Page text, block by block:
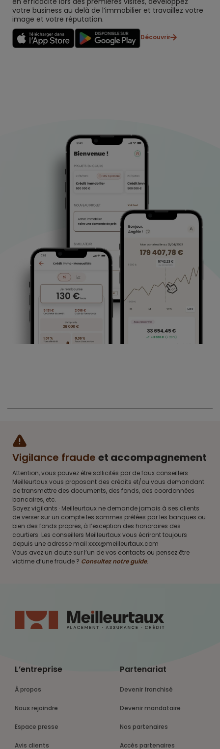
votre business au delà de l’immobilier et travaillez votre
image et votre réputation.
Découvrir
Vigilance fraude et accompagnement
Attention, vous pouvez être sollicités par de faux conseillers
Meilleurtaux vous proposant des crédits et/ou vous demandant
de transmettre des documents, des fonds, des coordonnées
bancaires, etc.
Soyez vigilants · Meilleurtaux ne demande jamais à ses clients
de verser sur un compte les sommes prêtées par les banques ou
bien des fonds propres, à l’exception des honoraires des
courtiers. Les conseillers Meilleurtaux vous écriront toujours
depuis une adresse mail xxxx@meilleurtaux.com
Vous avez un doute sur l’un de vos contacts ou pensez être
victime d’une fraude ? Consultez notre guide.
L’entreprise
À propos
Nous rejoindre
Espace presse
Avis clients
Partenariat
Devenir franchisé
Devenir mandataire
Nos partenaires
Accès partenaires